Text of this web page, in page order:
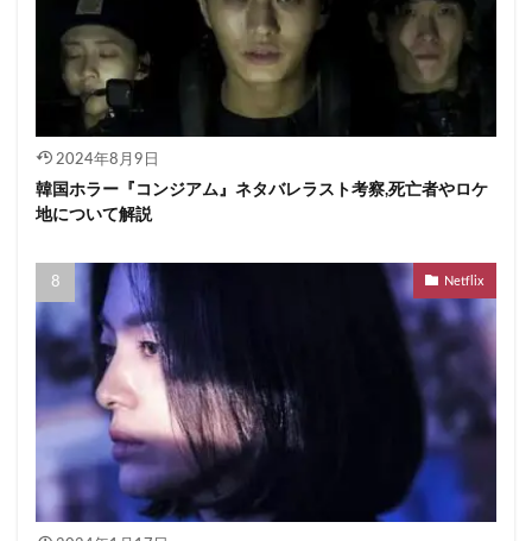
2024年8月9日
韓国ホラー『コンジアム』ネタバレラスト考察,死亡者やロケ
地について解説
Netflix